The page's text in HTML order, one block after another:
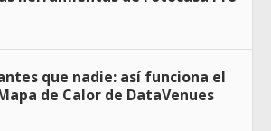
que nadie: así funciona el
de Calor de DataVenues